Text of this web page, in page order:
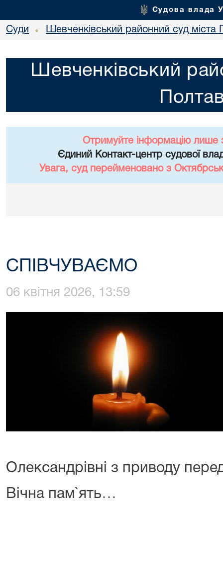
Судова влада
Суди • Шевченківський районний суд міста
Шевченківський
Отримуйте інформацію лише
Єдиний Контакт-центр судової
Увага, суд перейменовано з
СПІВЧУВАЄМО
06 квітня 2026, 13:59
Олександрівні з приводу
Вічна пам`ять…